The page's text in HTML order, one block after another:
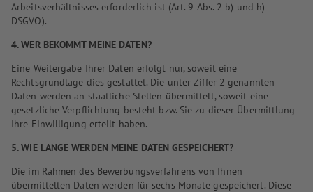
Arbeitsverhältnisses erforderlich ist (Art. 9 Abs. 2 b) und h)
DSGVO).
4. WER BEKOMMT MEINE DATEN?
Eine Weitergabe Ihrer Daten erfolgt nur, soweit eine
Rechtsgrundlage dies gestattet. Die unter Ziffer 2 genannten
Daten werden an staatliche Stellen übermittelt, soweit eine
gesetzliche Verpflichtung besteht bzw. Sie zu dieser Übermittlung
Ihre Einwilligung erteilt haben.
5. WIE LANGE WERDEN MEINE DATEN GESPEICHERT?
Die im Rahmen des Bewerbungsverfahrens von Ihnen
übermittelten Daten werden für sechs Monate gespeichert. Diese